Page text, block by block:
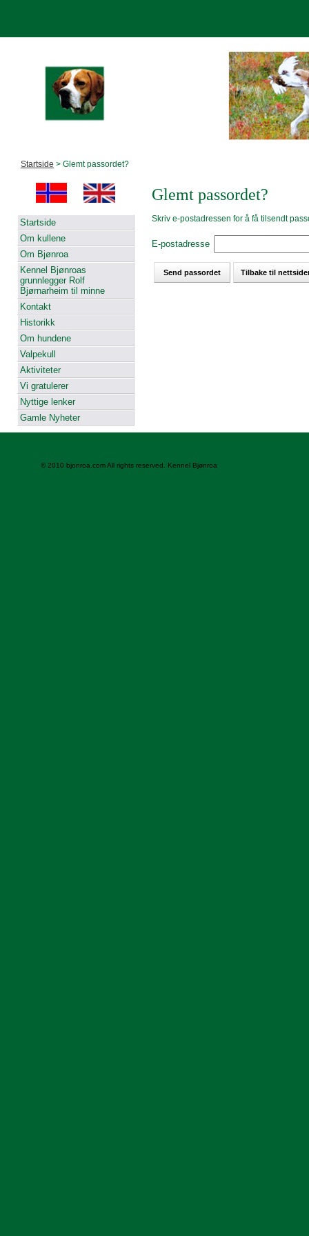
Startside > Glemt passordet?
Startside
Om kullene
Om Bjønroa
Kennel Bjønroas
grunnlegger Rolf
Bjørnarheim til minne
Kontakt
Historikk
Om hundene
Valpekull
Aktiviteter
Vi gratulerer
Nyttige lenker
Gamle Nyheter
Glemt passordet?
Skriv e-postadressen for å få tilsendt
E-postadresse
© 2010 bjonroa.com All rights reserved. Kennel Bjønroa